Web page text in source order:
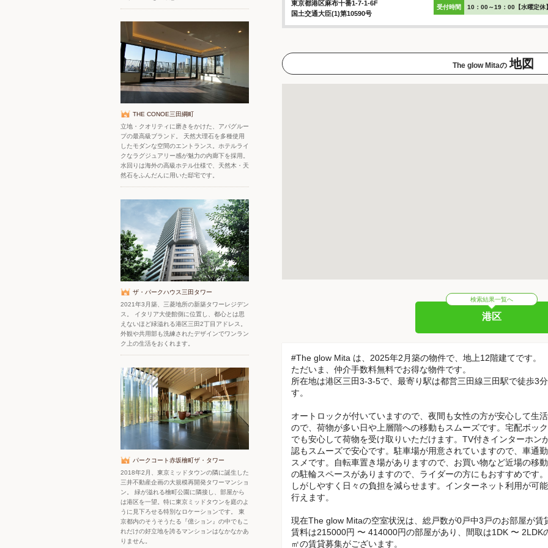
東京都港区麻布十番1-7-1-6F
国土交通大臣(1)第10590号
受付時間 10：00～19：00【水曜定休
The glow Mitaの 地図
検索結果一覧へ
港区
#The glow Mita は、2025年2月築の物件で、地上12階建てです。
ただいま、仲介手数料無料でお得な物件です。
所在地は港区三田3-3-5で、最寄り駅は都営三田線三田駅で徒歩3
す。
オートロックが付いていますので、夜間も女性の方が安心して生
ので、荷物が多い日や上層階への移動もスムーズです。宅配ボッ
でも安心して荷物を受け取りいただけます。TV付きインターホン
認もスムーズで安心です。駐車場が用意されていますので、車通
スメです。自転車置き場がありますので、お買い物など近場の移
の駐輪スペースがありますので、ライダーの方にもおすすめです
しがしやすく日々の負担を減らせます。インターネット利用が可
行えます。
現在The glow Mitaの空室状況は、総戸数が0戸中3戸のお部屋が賃
賃料は215000円 〜 414000円の部屋があり、間取は1DK 〜
㎡の賃貸募集がございます。
THE CONOE三田綱町
立地・クオリティに磨きをかけた、アパグルー
プの最高級ブランド。 天然大理石を多種使用
したモダンな空間のエントランス。ホテルライ
クなラグジュアリー感が魅力の内廊下を採用。
水回りは海外の高級ホテル仕様で、天然木・天
然石をふんだんに用いた邸宅です。
ザ・パークハウス三田タワー
2021年3月築、三菱地所の新築タワーレジデン
ス。 イタリア大使館側に位置し、都心とは思
えないほど緑溢れる港区三田2丁目アドレス。
外観や共用部も洗練されたデザインでワンラン
ク上の生活をおくれます。
パークコート赤坂檜町ザ・タワー
2018年2月、東京ミッドタウンの隣に誕生した
三井不動産企画の大規模再開発タワーマンショ
ン。 緑が溢れる檜町公園に隣接し、部屋から
は港区を一望。特に東京ミッドタウンを庭のよ
うに見下ろせる特別なロケーションです。 東
京都内のそうそうたる『億ション』の中でもこ
れだけの好立地を誇るマンションはなかなかあ
りません。